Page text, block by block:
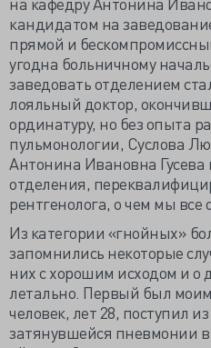
кандидатом на
прямой и
угодна больничному
заведовать отделением
лояльный доктор,
ординатуру, но без опыта
пульмонологии, Суслова
Антонина Ивановна
отделения,
рентгенолога, о чем мы все
Из категории «гнойных»
запомнились некоторые
них с хорошим исходом и о
летально. Первый был
человек, лет 28, поступил
затянувшейся пневмонии в